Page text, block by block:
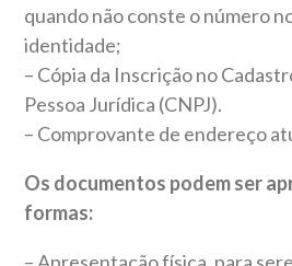
quando não conste o número
identidade;
– Cópia da Inscrição no
Pessoa Jurídica (CNPJ).
– Comprovante de endereço
Os documentos podem ser
formas: